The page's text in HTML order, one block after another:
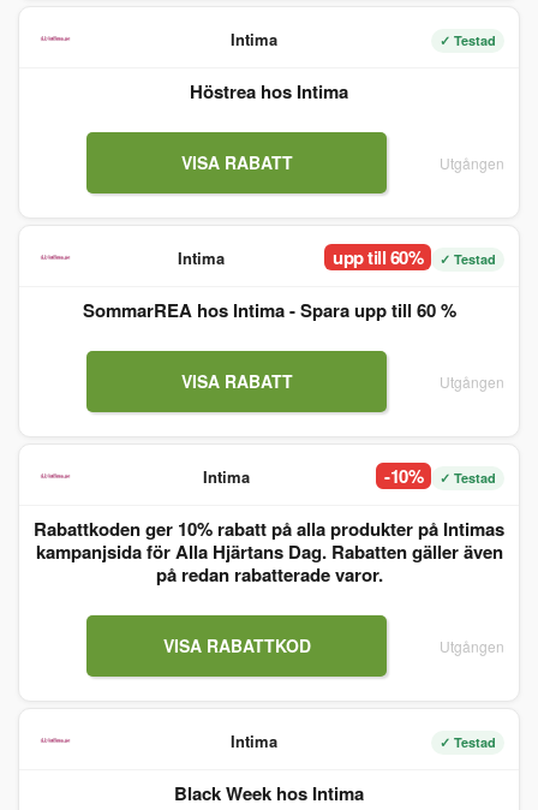
Intima ✓ Testad
Höstrea hos Intima
VISA RABATT Utgången
Intima upp till 60% ✓ Testad
SommarREA hos Intima - Spara upp till 60 %
VISA RABATT Utgången
Intima -10% ✓ Testad
Rabattkoden ger 10% rabatt på alla produkter på Intimas
kampanjsida för Alla Hjärtans Dag. Rabatten gäller även
på redan rabatterade varor.
VISA RABATTKOD Utgången
Intima ✓ Testad
Black Week hos Intima